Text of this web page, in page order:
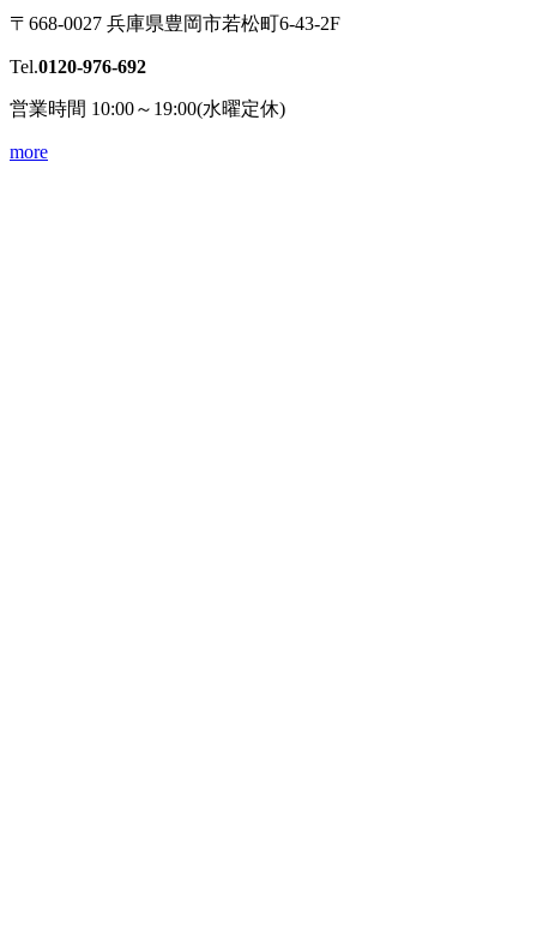
〒668-0027 兵庫県豊岡市若松町6-43-2F
Tel.0120-976-692
営業時間 10:00～19:00(水曜定休)
more